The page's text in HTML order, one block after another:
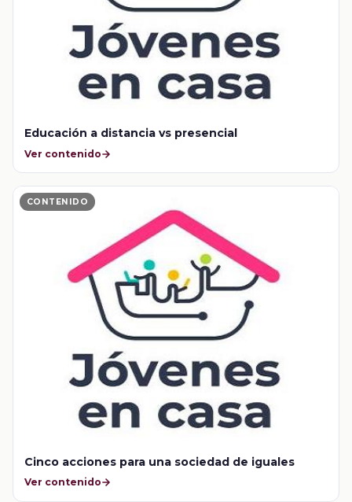
Educación a distancia vs presencial
Ver contenido
CONTENIDO
Cinco acciones para una sociedad de iguales
Ver contenido